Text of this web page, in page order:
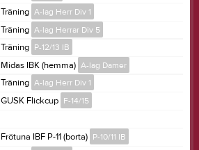
Träning A-lag Herr Div 1
Träning A-lag Herrar Div 5
Träning P-12/13 IB
Midas IBK (hemma) A-lag Damer
Träning A-lag Herr Div 1
GUSK Flickcup F-14/15
Frötuna IBF P-11 (borta) P-10/11 IB